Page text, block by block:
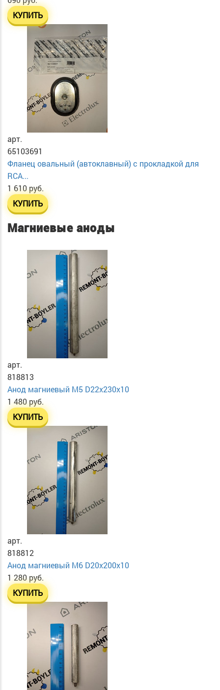
КУПИТЬ
арт.
65103691
Фланец овальный (автоклавный) с прокладкой для
RCA...
1 610 руб.
КУПИТЬ
Магниевые аноды
арт.
818813
Анод магниевый М5 D22х230х10
1 480 руб.
КУПИТЬ
арт.
818812
Анод магниевый М6 D20х200х10
1 280 руб.
КУПИТЬ